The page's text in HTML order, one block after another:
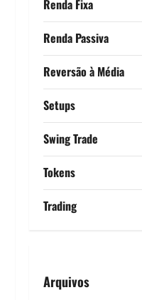
Renda Fixa
Renda Passiva
Reversão à Média
Setups
Swing Trade
Tokens
Trading
Arquivos